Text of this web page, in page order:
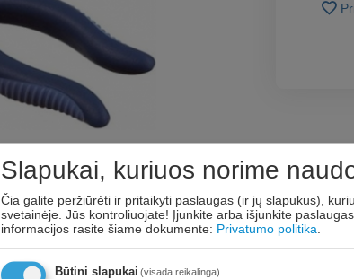
Slapukai, kuriuos norime
Čia galite peržiūrėti ir pritaikyti paslaugas (ir jų slapukus),
svetainėje. Jūs kontroliuojate! Įjunkite arba išjunkite
informacijos rasite šiame dokumente: Privatumo politika
Būtini slapukai (visada reikalinga)